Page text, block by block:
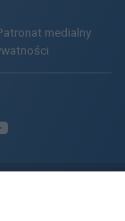
medialny